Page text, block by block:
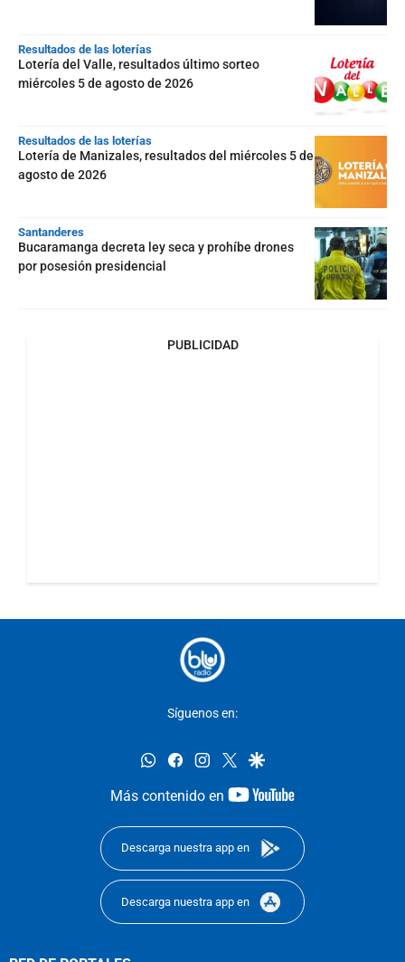
Resultados de las loterías
Lotería del Valle, resultados último sorteo
miércoles 5 de agosto de 2026
Resultados de las loterías
Lotería de Manizales, resultados del miércoles 5 de
agosto de 2026
Santanderes
Bucaramanga decreta ley seca y prohíbe drones
por posesión presidencial
PUBLICIDAD
Síguenos en:
whatsappfacebookinstagram
twittergoogle
Más contenido en
youtube-
Descarga nuestra app en
Descarga nuestra app en